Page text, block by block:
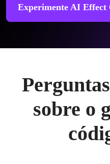
Experimente AI
sobre o